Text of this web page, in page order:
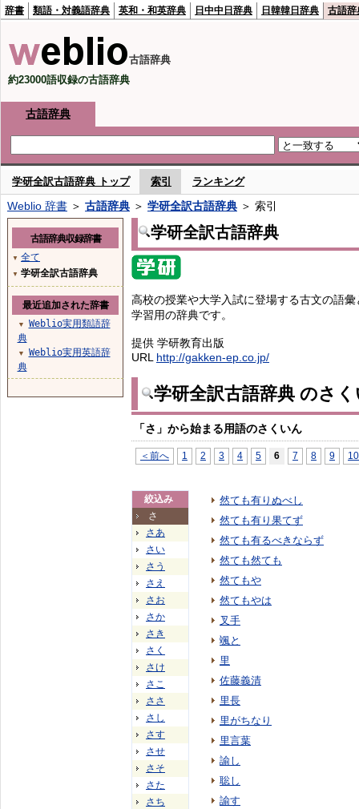
辞書 類語・対義語辞典 英和・和英辞典 日中中日辞典 日韓韓日辞典 古語辞
古語辞典
約23000語収録の古語辞典
古語辞典
学研全訳古語辞典 トップ 索引 ランキング
Weblio 辞書 ＞ 古語辞典 ＞ 学研全訳古語辞典 ＞ 索引
学研全訳古語辞典
高校の授業や大学入試に登場する古文の語
学習用の辞典です。
提供 学研教育出版
URL http://gakken-ep.co.jp/
学研全訳古語辞典 のさ
「さ」から始まる用語のさくいん
＜前へ 1 2 3 4 5 6 7 8 9 10
絞込み
さ
さあ
さい
さう
さえ
さお
さか
さき
さく
さけ
さこ
ささ
さし
さす
させ
さそ
さた
さち
然ても有りぬべし
然ても有り果てず
然ても有るべきならず
然ても然ても
然てもや
然てもやは
叉手
颯と
里
佐藤義清
里長
里がちなり
里言葉
諭し
聡し
諭す
古語辞典収録辞書
▼ 全て
▼ 学研全訳古語辞典
最近追加された辞書
▼
Weblio実用類語辞
典
▼
Weblio実用英語辞
典